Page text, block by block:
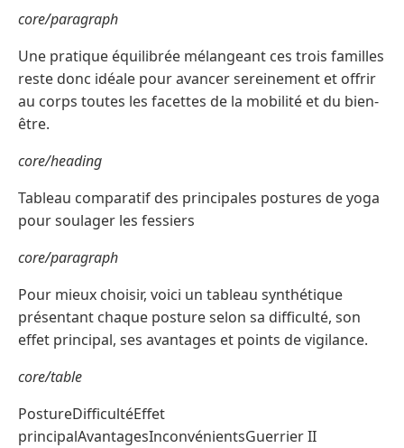
core/paragraph
Une pratique équilibrée mélangeant ces trois familles
reste donc idéale pour avancer sereinement et offrir
au corps toutes les facettes de la mobilité et du bien-
être.
core/heading
Tableau comparatif des principales postures de yoga
pour soulager les fessiers
core/paragraph
Pour mieux choisir, voici un tableau synthétique
présentant chaque posture selon sa difficulté, son
effet principal, ses avantages et points de vigilance.
core/table
PostureDifficultéEffet
principalAvantagesInconvénientsGuerrier II